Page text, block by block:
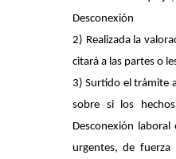
Desconexión
2) Realizada la
citará a las partes o
3) Surtido el trámite
sobre si los
Desconexión
urgentes, de